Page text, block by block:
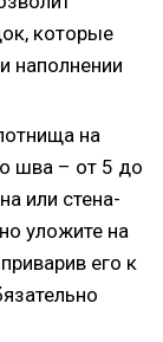
которые
наполнении
на
шва – от 5 до
или стена-
уложите на
его к